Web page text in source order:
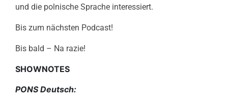
und die polnische Sprache interessiert.
Bis zum nächsten Podcast!
Bis bald – Na razie!
SHOWNOTES
PONS Deutsch: